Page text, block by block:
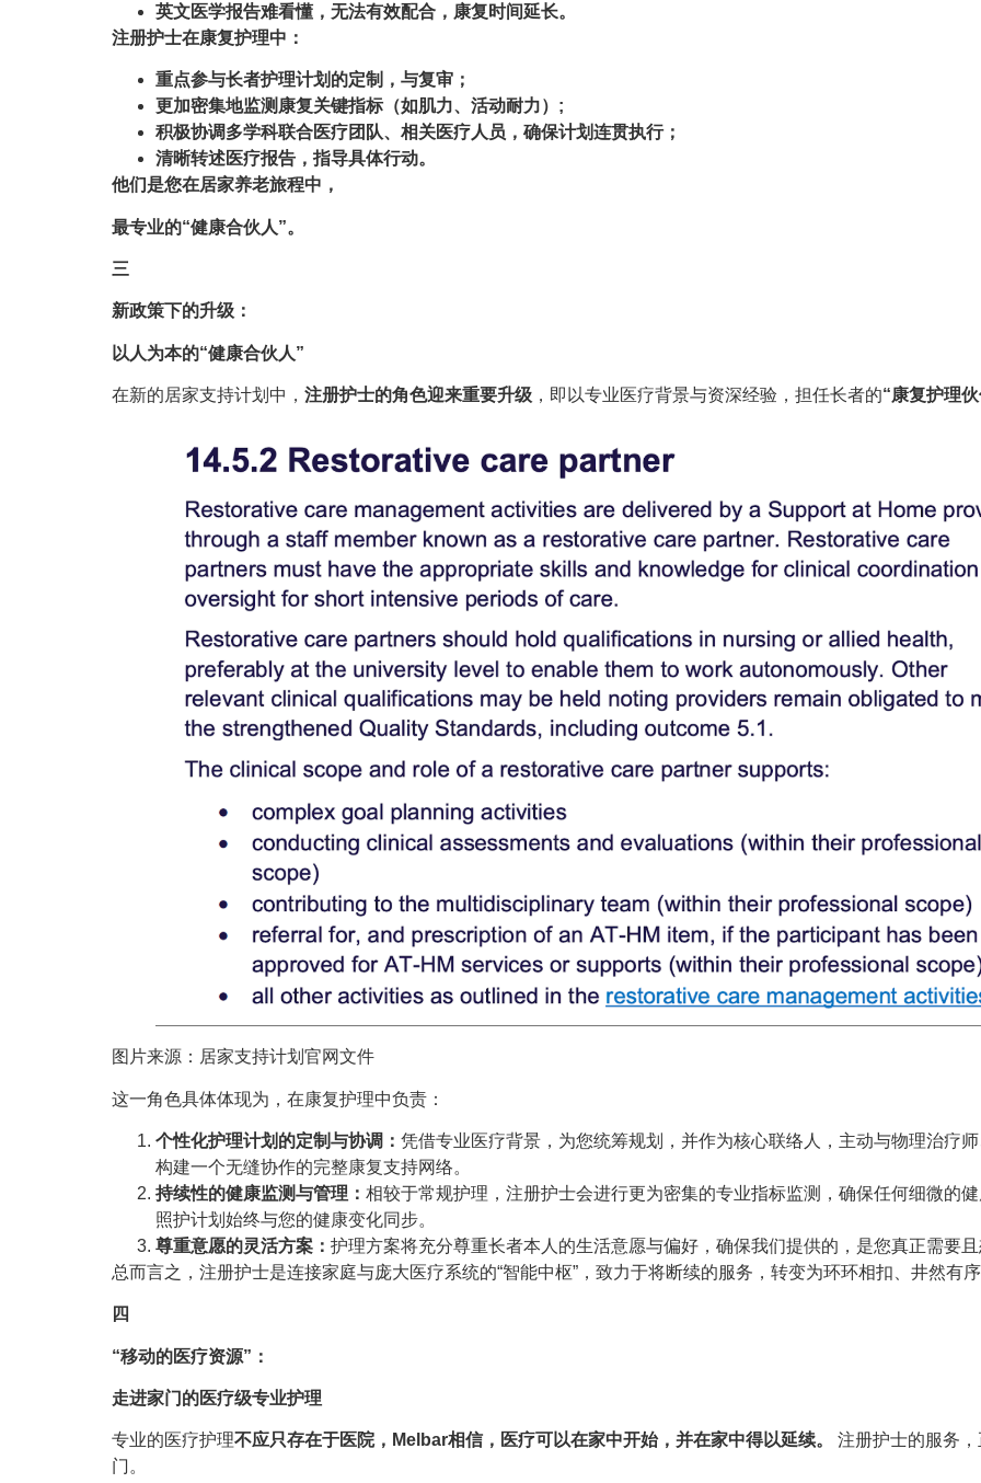
英文医学报告难看懂，无法有效配合，康复时间延长。
注册护士在康复护理中：
重点参与长者护理计划的定制，与复审；
更加密集地监测康复关键指标（如肌力、活动耐力）;
积极协调多学科联合医疗团队、相关医疗人员，确保计划连贯执行；
清晰转述医疗报告，指导具体行动。
他们是您在居家养老旅程中，
最专业的“健康合伙人”。
三
新政策下的升级：
以人为本的“健康合伙人”
在新的居家支持计划中， 注册护士的角色迎来重要升级 ，即以专业医疗背景与资深经验，担任长者的“康复护理
图片来源：居家支持计划官网文件
这一角色具体体现为，在康复护理中负责：
个性化护理计划的定制与协调： 凭借专业医疗背景，为您统筹规划，并作为核心联络人，主动与物理治疗
构建一个无缝协作的完整康复支持网络。
持续性的健康监测与管理： 相较于常规护理，注册护士会进行更为密集的专业指标监测，确保任何细微的
照护计划始终与您的健康变化同步。
尊重意愿的灵活方案： 护理方案将充分尊重长者本人的生活意愿与偏好，确保我们提供的，是您真正需要
总而言之，注册护士是连接家庭与庞大医疗系统的“智能中枢”，致力于将断续的服务，转变为环环相扣、井然有
四
“移动的医疗资源”：
走进家门的医疗级专业护理
专业的医疗护理不应只存在于医院，Melbar相信，医疗可以在家中开始，并在家中得以延续。
注册护士的服务
门。